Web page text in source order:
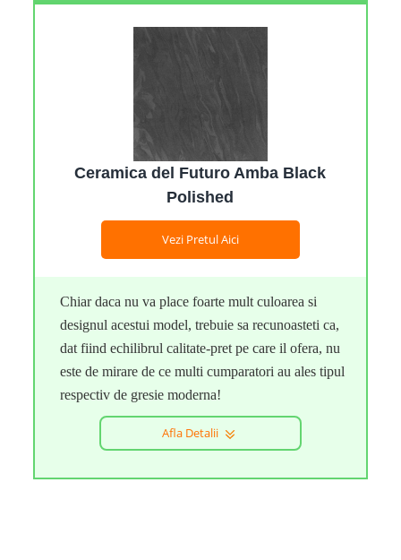
Ceramica del Futuro Amba Black
Polished
Vezi Pretul Aici
Chiar daca nu va place foarte mult culoarea si
designul acestui model, trebuie sa recunoasteti ca,
dat fiind echilibrul calitate-pret pe care il ofera, nu
este de mirare de ce multi cumparatori au ales tipul
respectiv de gresie moderna!
Afla Detalii